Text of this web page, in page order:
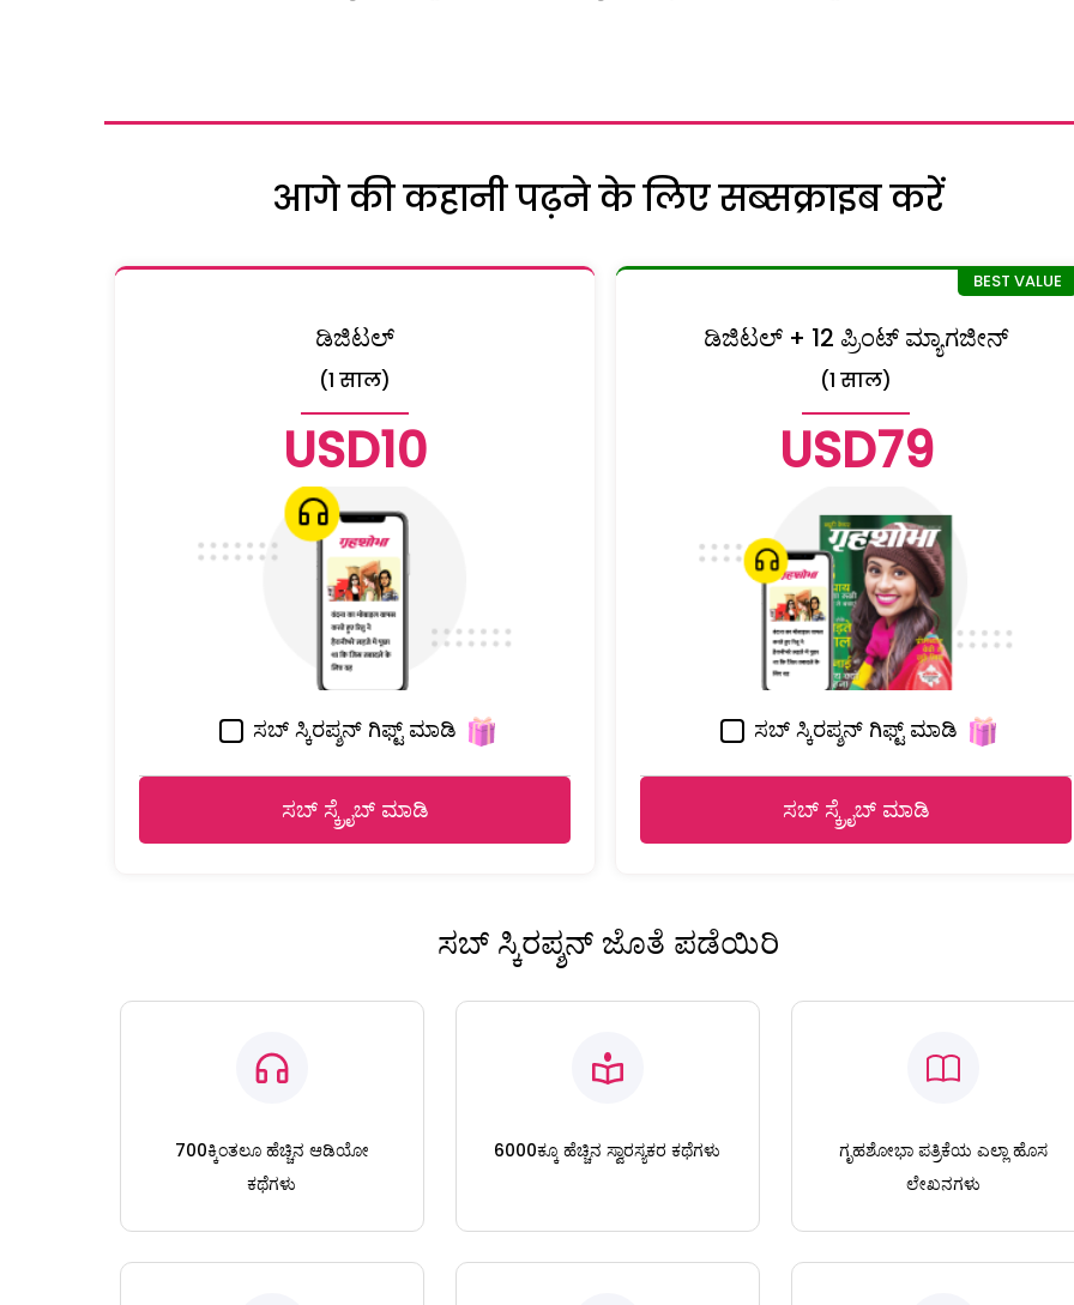
आगे की कहानी पढ़ने के लिए सब्सक्राइब करें
ಡಿಜಿಟಲ್
(1 साल)
USD10
ಸಬ್ ಸ್ಕಿರಪ್ಶನ್ ಗಿಫ್ಟ್ ಮಾಡಿ
ಸಬ್ ಸ್ಕ್ರೈಬ್ ಮಾಡಿ
ಡಿಜಿಟಲ್ + 12 ಪ್ರಿಂಟ್ ಮ್ಯಾಗಜೀನ್
(1 साल)
USD79
ಸಬ್ ಸ್ಕಿರಪ್ಶನ್ ಗಿಫ್ಟ್ ಮಾಡಿ
ಸಬ್ ಸ್ಕ್ರೈಬ್ ಮಾಡಿ
ಸಬ್ ಸ್ಕಿರಪ್ಶನ್ ಜೊತೆ ಪಡೆಯಿರಿ
700ಕ್ಕಿಂತಲೂ ಹೆಚ್ಚಿನ ಆಡಿಯೋ
ಕಥೆಗಳು
6000ಕ್ಕೂ ಹೆಚ್ಚಿನ ಸ್ವಾರಸ್ಯಕರ ಕಥೆಗಳು
ಗೃಹಶೋಭಾ ಪತ್ರಿಕೆಯ ಎಲ್ಲಾ ಹೊಸ
ಲೇಖನಗಳು